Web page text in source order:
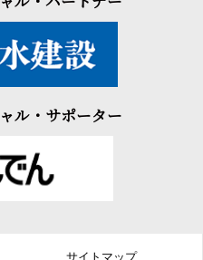
ル・サポーター
サイトマップ